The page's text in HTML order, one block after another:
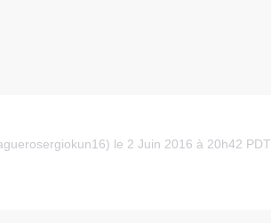
le 2 Juin 2016 à 20h42 PDT